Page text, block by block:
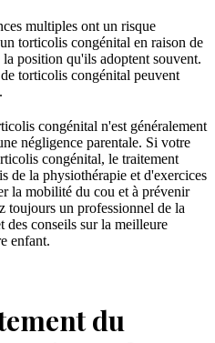
multiples ont un risque
torticolis congénital en raison de
position qu'ils adoptent souvent.
torticolis congénital peuvent
congénital n'est généralement
négligence parentale. Si votre
congénital, le traitement
de la physiothérapie et d'exercices
la mobilité du cou et à prévenir
toujours un professionnel de la
des conseils sur la meilleure
enfant.
du